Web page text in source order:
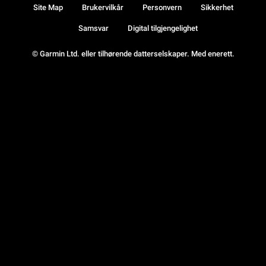
© Garmin Ltd. eller tilhørende datterselskaper. Med enerett.
Site Map Brukervilkår Personvern Sikkerhet
Samsvar Digital tilgjengelighet